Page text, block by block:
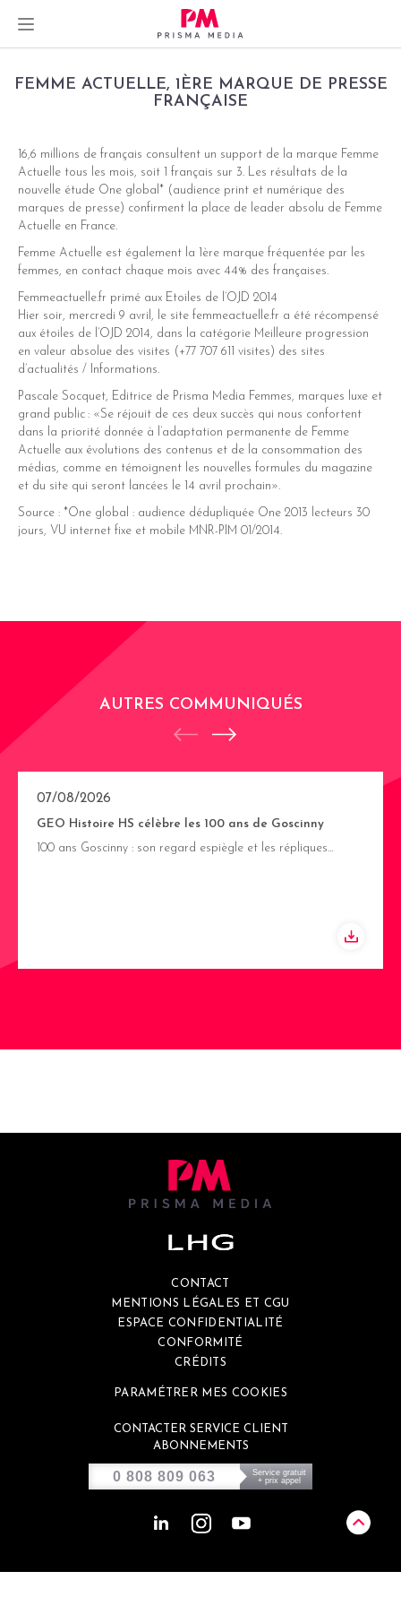
SkipFEMME ACTUELLE, 1ÈRE MARQUE DE PRESSE
FRANÇAISE
16,6 millions de français consultent un support de la marque Femme
Actuelle tous les mois, soit 1 français sur 3. Les résultats de la
nouvelle étude One global* (audience print et numérique des
marques de presse) confirment la place de leader absolu de Femme
Actuelle en France.
Femme Actuelle est également la 1ère marque fréquentée par les
femmes, en contact chaque mois avec 44% des françaises.
Femmeactuelle.fr primé aux Etoiles de l’OJD 2014
Hier soir, mercredi 9 avril, le site femmeactuelle.fr a été récompensé
aux étoiles de l’OJD 2014, dans la catégorie Meilleure progression
en valeur absolue des visites (+77 707 611 visites) des sites
d’actualités / Informations.
Pascale Socquet, Editrice de Prisma Media Femmes, marques luxe et
grand public : «Se réjouit de ces deux succès qui nous confortent
dans la priorité donnée à l’adaptation permanente de Femme
Actuelle aux évolutions des contenus et de la consommation des
médias, comme en témoignent les nouvelles formules du magazine
et du site qui seront lancées le 14 avril prochain».
Source : *One global : audience dédupliquée One 2013 lecteurs 30
jours, VU internet fixe et mobile MNR-PIM 01/2014.
AUTRES COMMUNIQUÉS
07/08/2026
GEO Histoire HS célèbre les 100 ans de Goscinny
100 ans Goscinny : son regard espiègle et les répliques…
CONTACT
MENTIONS LÉGALES ET CGU
ESPACE CONFIDENTIALITÉ
CONFORMITÉ
CRÉDITS
PARAMÉTRER MES COOKIES
CONTACTER SERVICE CLIENT
ABONNEMENTS
0 808 809 063
Service gratuit
+ prix appel